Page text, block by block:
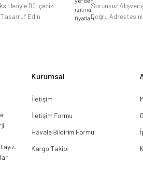
Bütçenizi
Edin
Sorunsuz
Doğru
Kurumsal
İletişim
İletişim Formu
Havale Bildirim Formu
Kargo Takibi